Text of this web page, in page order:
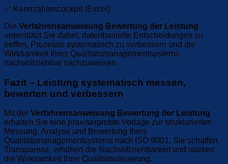
✅ Kennzahlencockpit (Excel)
Die Verfahrensanweisung Bewertung der Leistung
unterstützt Sie dabei, datenbasierte Entscheidungen zu
treffen, Prozesse systematisch zu verbessern und die
Wirksamkeit Ihres Qualitätsmanagementsystems
nachvollziehbar nachzuweisen.
Fazit – Leistung systematisch messen,
bewerten und verbessern
Mit der Verfahrensanweisung Bewertung der Leistung
erhalten Sie eine praxiserprobte Vorlage zur strukturierten
Messung, Analyse und Bewertung Ihres
Qualitätsmanagementsystems nach ISO 9001. Sie schaffen
Transparenz, erhöhen die Nachvollziehbarkeit und stärken
die Wirksamkeit Ihrer Qualitätssteuerung.